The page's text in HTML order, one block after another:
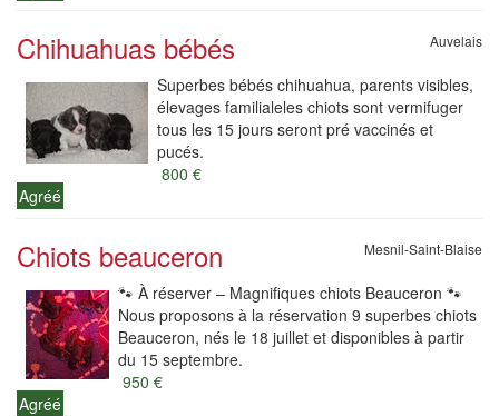
Chihuahuas bébés Auvelais
Superbes bébés chihuahua, parents visibles,
élevages familialeles chiots sont vermifuger
tous les 15 jours seront pré vaccinés et
pucés.
800 €
Agréé
Chiots beauceron Mesnil-Saint-Blaise
🐾 À réserver – Magnifiques chiots Beauceron 🐾
Nous proposons à la réservation 9 superbes chiots
Beauceron, nés le 18 juillet et disponibles à partir
du 15 septembre.
950 €
Agréé